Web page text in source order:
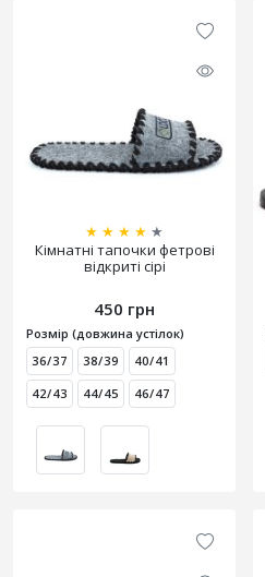
★ ★ ★ ★ ★
Кімнатні тапочки фетрові
відкриті сірі
450 грн
Розмір (довжина устілок)
36/37
38/39
40/41
42/43
44/45 46/47